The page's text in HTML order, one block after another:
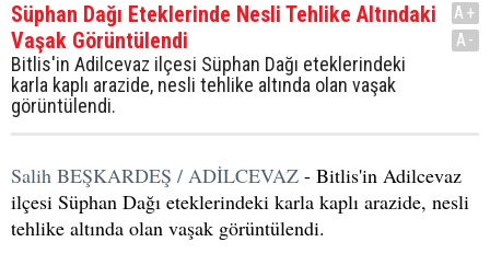
Süphan Dağı Eteklerinde Nesli Tehlike Altındaki
Vaşak Görüntülendi
Bitlis'in Adilcevaz ilçesi Süphan Dağı eteklerindeki
karla kaplı arazide, nesli tehlike altında olan vaşak
görüntülendi.
A+
A-
Salih BEŞKARDEŞ / ADİLCEVAZ - Bitlis'in Adilcevaz
ilçesi Süphan Dağı eteklerindeki karla kaplı arazide, nesli
tehlike altında olan vaşak görüntülendi.